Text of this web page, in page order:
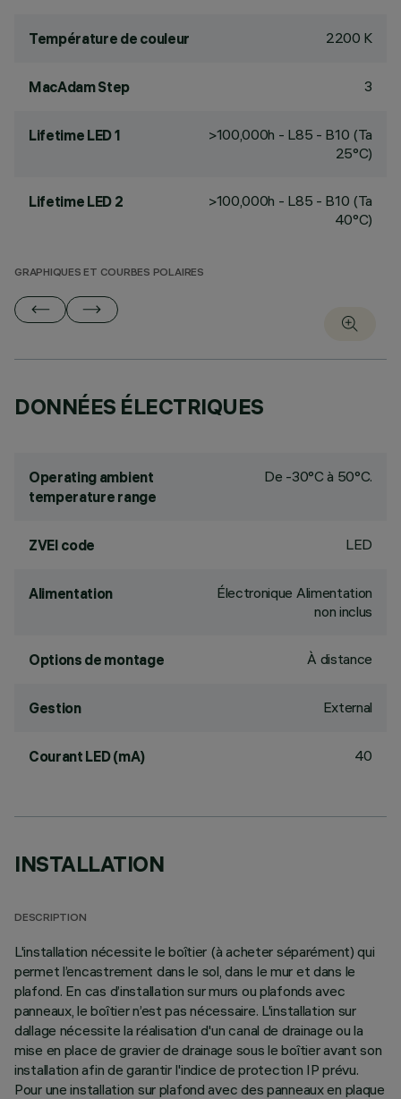
Température de couleur 2200 K
MacAdam Step 3
Lifetime LED 1
>100,000h - L85 - B10 (Ta
25°C)
Lifetime LED 2
>100,000h - L85 - B10 (Ta
40°C)
GRAPHIQUES ET COURBES POLAIRES
DONNÉES ÉLECTRIQUES
Operating ambient
temperature range
De -30°C à 50°C.
ZVEI code LED
Alimentation
Électronique Alimentation
non inclus
Options de montage À distance
Gestion External
Courant LED (mA) 40
INSTALLATION
DESCRIPTION
L'installation nécessite le boîtier (à acheter séparément) qui
permet l’encastrement dans le sol, dans le mur et dans le
plafond. En cas d’installation sur murs ou plafonds avec
panneaux, le boîtier n’est pas nécessaire. L'installation sur
dallage nécessite la réalisation d'un canal de drainage ou la
mise en place de gravier de drainage sous le boîtier avant son
installation afin de garantir l'indice de protection IP prévu.
Pour une installation sur plafond avec des panneaux en plaque